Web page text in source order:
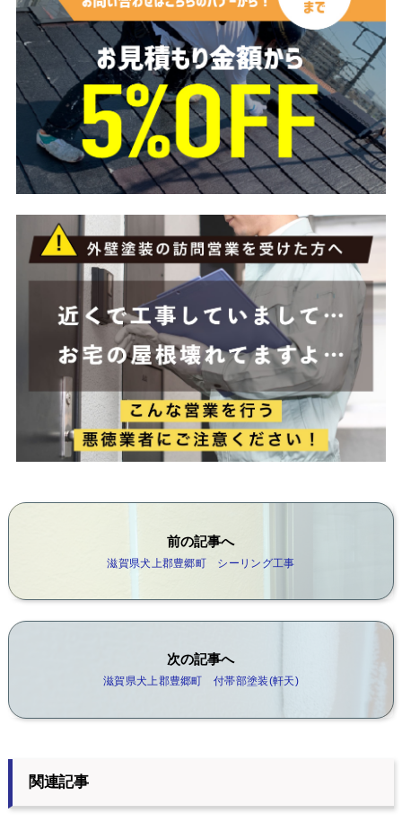
前の記事へ
滋賀県犬上郡豊郷町 シーリング工事
次の記事へ
滋賀県犬上郡豊郷町 付帯部塗装(軒天)
関連記事